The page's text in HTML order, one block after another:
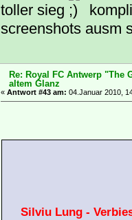
toller sieg
screenshots ausm
Re: Royal FC Antwerp "The
altem Glanz
« Antwort #43 am: 04.Januar 2010,
Silviu Lung -